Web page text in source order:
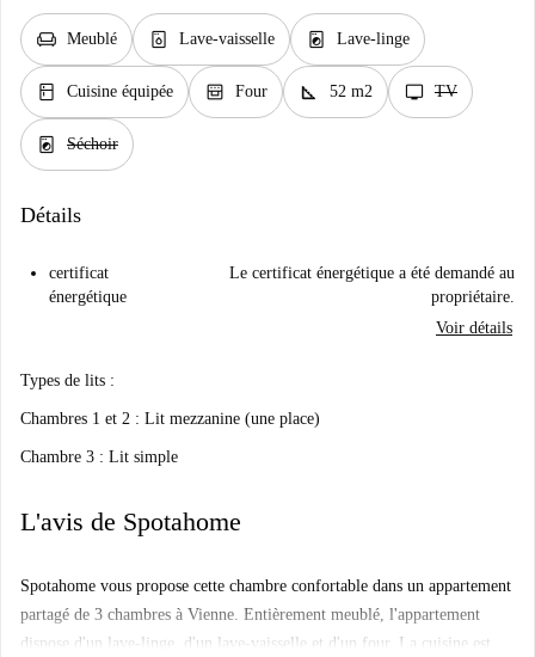
chair Meublé dishwasher_gen Lave-vaisselle local_laundry_service Lave-linge
kitchen Cuisine équipée oven_gen Four square_foot 52 m2 tv TV
local_laundry_service Séchoir
Détails
certificat
énergétique
Le certificat énergétique a été demandé au
propriétaire.
Voir détails
Types de lits :
Chambres 1 et 2 : Lit mezzanine (une place)
Chambre 3 : Lit simple
L'avis de Spotahome
Spotahome vous propose cette chambre confortable dans un appartement
partagé de 3 chambres à Vienne. Entièrement meublé, l'appartement
dispose d'un lave-linge, d'un lave-vaisselle et d'un four. La cuisine est